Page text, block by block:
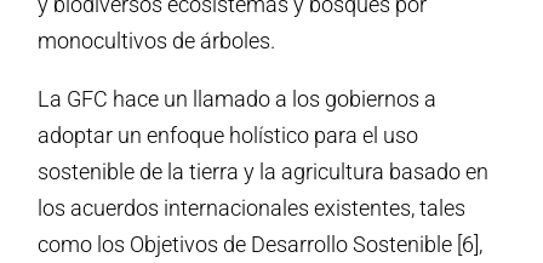
monocultivos de árboles.
La GFC hace un llamado a los gobiernos a
adoptar un enfoque holístico para el uso
sostenible de la tierra y la agricultura basado en
los acuerdos internacionales existentes, tales
como los Objetivos de Desarrollo Sostenible [6],